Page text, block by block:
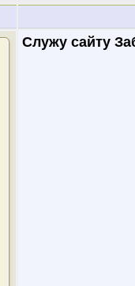
Служу сайту